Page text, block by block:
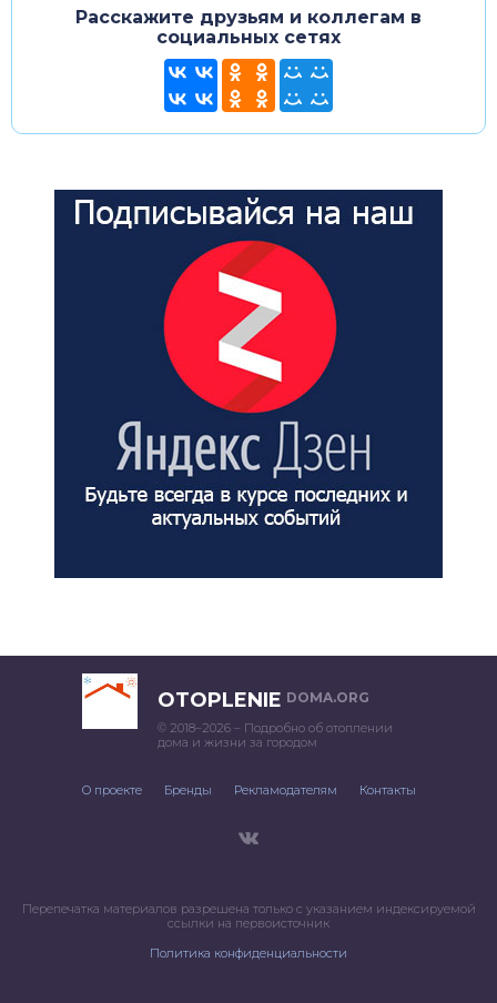
Расскажите друзьям и коллегам в
социальных сетях
OTOPLENIE DOMA.ORG
© 2018–2026 – Подробно об отоплении
дома и жизни за городом
О проекте Бренды Рекламодателям Контакты
Перепечатка материалов разрешена только с указанием индексируемой
ссылки на первоисточник
Политика конфиденциальности